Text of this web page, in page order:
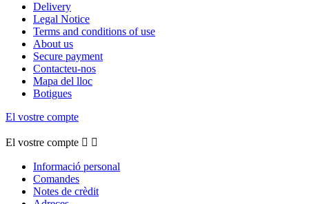
Delivery
Legal Notice
Terms and conditions of use
About us
Secure payment
Contacteu-nos
Mapa del lloc
Botigues
El vostre compte
El vostre compte  
Informació personal
Comandes
Notes de crèdit